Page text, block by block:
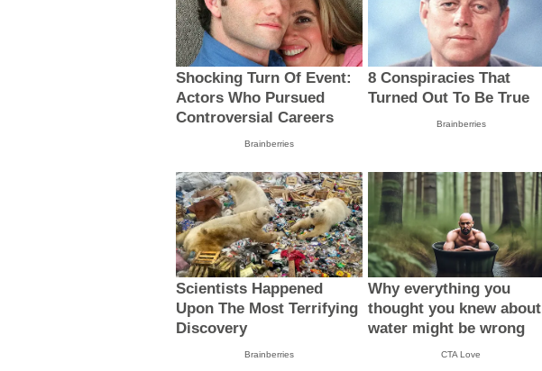
Shocking Turn Of Event:
Actors Who Pursued
Controversial Careers
Brainberries
8 Conspiracies That
Turned Out To Be True
Brainberries
Scientists Happened
Upon The Most Terrifying
Discovery
Brainberries
Why everything you
thought you knew about
water might be wrong
CTA Love